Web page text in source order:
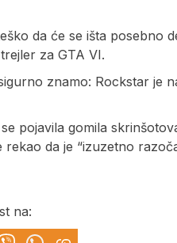
da će se išta posebno
za GTA VI.
znamo: Rockstar je
pojavila gomila
rekao da je “izuzetno
na: